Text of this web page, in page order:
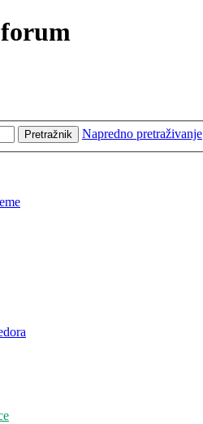
Pretražnik Napredno pretraživanje